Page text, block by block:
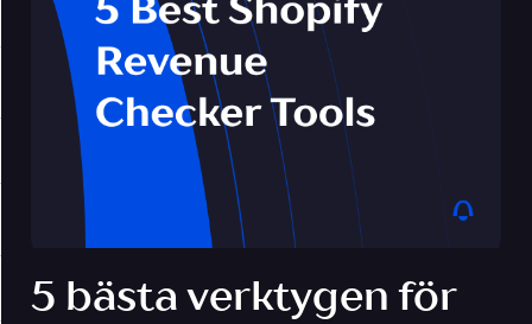
5 bästa verktygen för